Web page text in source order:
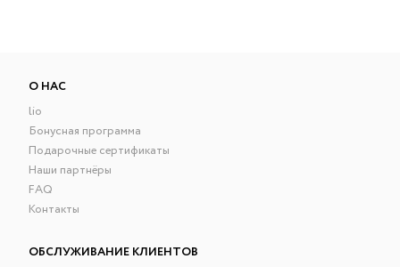
О НАС
lio
Бонусная программа
Подарочные сертификаты
Наши партнёры
FAQ
Контакты
ОБСЛУЖИВАНИЕ КЛИЕНТОВ